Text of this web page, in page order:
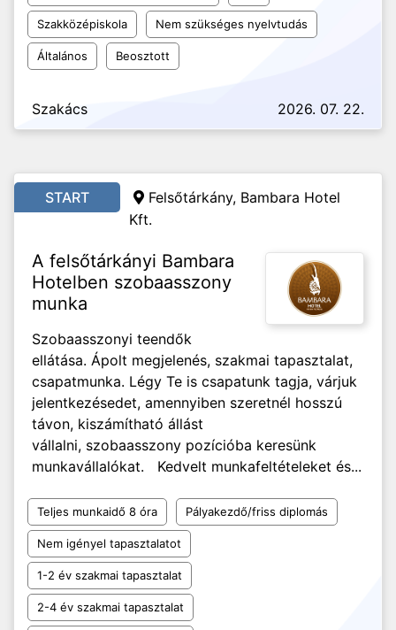
Szakközépiskola Nem szükséges nyelvtudás
Általános Beosztott
Szakács 2026. 07. 22.
START
Felsőtárkány, Bambara Hotel
Kft.
A felsőtárkányi Bambara
Hotelben szobaasszony
munka
Szobaasszonyi teendők
ellátása. Ápolt megjelenés, szakmai tapasztalat,
csapatmunka. Légy Te is csapatunk tagja, várjuk
jelentkezésedet, amennyiben szeretnél hosszú
távon, kiszámítható állást
vállalni, szobaasszony pozícióba keresünk
munkavállalókat. Kedvelt munkafeltételeket és...
Teljes munkaidő 8 óra Pályakezdő/friss diplomás
Nem igényel tapasztalatot
1-2 év szakmai tapasztalat
2-4 év szakmai tapasztalat